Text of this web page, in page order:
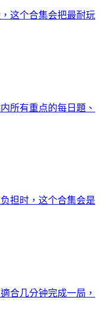
这个合集会把最耐玩
所有重点的每日題、
担时，这个合集会是
合几分钟完成一局，